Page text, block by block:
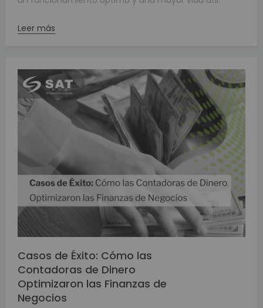
Leer más
Casos de Éxito: Cómo las
Contadoras de Dinero
Optimizaron las Finanzas de
Negocios